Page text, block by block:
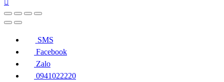
SMS
Facebook
Zalo
0941022220